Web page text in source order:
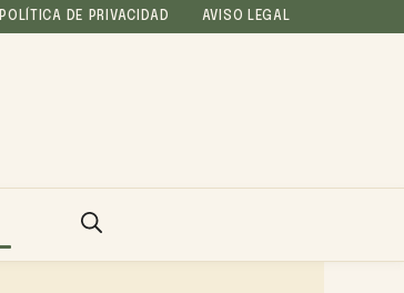
POLÍTICA DE PRIVACIDAD AVISO LEGAL